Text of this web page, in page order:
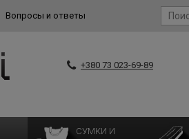
Вопросы и ответы
+380 73 023-69-89
СУМКИ И